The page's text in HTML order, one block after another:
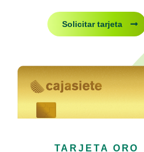
Solicitar tarjeta
TARJETA ORO